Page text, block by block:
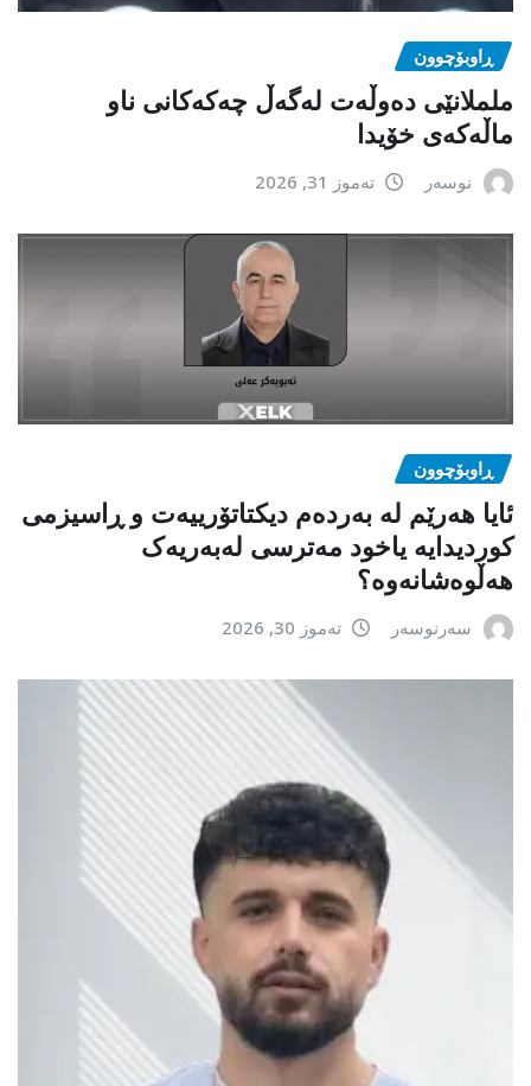
ڕاوبۆچوون
ململانێی دەوڵەت لەگەڵ چەکەکانی ناو
ماڵەکەی خۆیدا
نوسەر تەموز 31, 2026
ڕاوبۆچوون
ئایا هەرێم لە بەردەم دیکتاتۆرییەت و ڕاسیزمی
کوردیدایە یاخود مەترسی لەبەریەک
هەڵوەشانەوە؟
سەرنوسەر تەموز 30, 2026